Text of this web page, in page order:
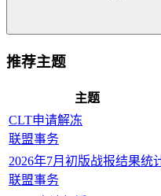
推荐主题
主题
CLT申请解冻
联盟事务
2026年7月初版战报结果统
联盟事务